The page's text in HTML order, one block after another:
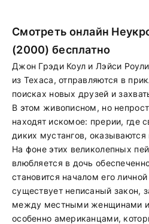
Смотреть онлайн
(2000) бесплатно
Джон Грэди Коул и Лэйси
из Техаса, отправляются в
поисках новых друзей и
В этом живописном, но
находят искомое: прерии, где
диких мустангов,
На фоне этих великолепных
влюбляется в дочь
становится началом его
существует неписаный закон,
между местными женщинами и
особенно американцами,